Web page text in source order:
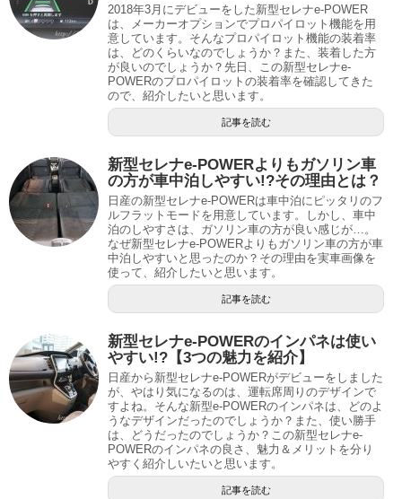
2018年3月にデビューをした新型セレナe-POWER
は、メーカーオプションでプロパイロット機能を用
意しています。そんなプロパイロット機能の装着率
は、どのくらいなのでしょうか？また、装着した方
が良いのでしょうか？先日、この新型セレナe-
POWERのプロパイロットの装着率を確認してきた
ので、紹介したいと思います。
記事を読む
新型セレナe-POWERよりもガソリン車
の方が車中泊しやすい!?その理由とは？
日産の新型セレナe-POWERは車中泊にピッタリのフ
ルフラットモードを用意しています。しかし、車中
泊のしやすさは、ガソリン車の方が良い感じが…。
なぜ新型セレナe-POWERよりもガソリン車の方が車
中泊しやすいと思ったのか？その理由を実車画像を
使って、紹介したいと思います。
記事を読む
新型セレナe-POWERのインパネは使い
やすい!?【3つの魅力を紹介】
日産から新型セレナe-POWERがデビューをしました
が、やはり気になるのは、運転席周りのデザインで
すよね。そんな新型e-POWERのインパネは、どのよ
うなデザインだったのでしょうか？また、使い勝手
は、どうだったのでしょうか？この新型セレナe-
POWERのインパネの良さ、魅力＆メリットを分り
やすく紹介しいたいと思います。
記事を読む